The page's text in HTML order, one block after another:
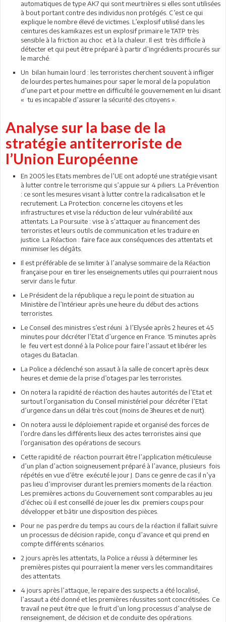
automatiques de type AK7 qui sont meurtrières si elles sont utilisées
à bout portant contre des individus non protégés. C’est ce qui
explique le nombre élevé de victimes. L’explosif utilisé dans les
ceintures des kamikazes est un explosif primaire le TATP très
sensible à la friction au choc et à la chaleur. Il est très difficile à
détecter et qui peut être préparé à partir d’ingrédients procurés sur
le marché.
Un bilan humain lourd : les terroristes cherchent souvent à infliger
de lourdes pertes humaines pour saper le moral de la population
d’une part et pour mettre en difficulté le gouvernement en lui disant
« tu es incapable d’assurer la sécurité des citoyens ».
Analyse sur la base de la
stratégie antiterroriste de
l’Union Européenne
En 2005 les Etats membres de l’UE ont adopté une stratégie visant
à lutter contre le terrorisme qui s’appuie sur 4 piliers. La Prévention
: ce sont les mesures visant à lutter contre la radicalisation et le
recrutement. La Protection: concerne les citoyens et les
infrastructures et vise la réduction de leur vulnérabilité aux
attentats. La Poursuite : vise à s’attaquer au financement des
terroristes et leurs outils de communication et les traduire en
justice. La Réaction : faire face aux conséquences des attentats et
minimiser les dégâts.
Il est préférable de se limiter à l’analyse sommaire de la Réaction
française pour en tirer les enseignements utiles qui pourraient nous
servir dans le futur.
Le Président de la république a reçu le point de situation au
Ministère de l’Intérieur après une heure du début des actions
terroristes.
Le Conseil des ministres s’est réuni à l’Elysée après 2 heures et 45
minutes pour décréter l’Etat d’urgence en France. 15 minutes après
le feu vert est donné à la Police pour faire l’assaut et libérer les
otages du Bataclan.
La Police a déclenché son assaut à la salle de concert après deux
heures et demie de la prise d’otages par les terroristes.
On notera la rapidité de réaction des hautes autorités de l’Etat et
surtout l’organisation du Conseil ministériel pour décréter l’Etat
d’urgence dans un délai très cout (moins de 3heures et de nuit).
On notera aussi le déploiement rapide et organisé des forces de
l’ordre dans les différents lieux des actes terroristes ainsi que
l’organisation des opérations de secours.
Cette rapidité de réaction pourrait être l’application méticuleuse
d’un plan d’action soigneusement préparé à l’avance, plusieurs fois
répétés en vue d’être exécuté le jour J. Dans ce genre de cas il n’ya
pas lieu d’improviser durant les premiers moments de la réaction.
Les premières actions du Gouvernement sont comparables au jeu
d’échec où il est conseillé de jouer les dix premiers coups pour
développer et bâtir une disposition des pièces.
Pour ne pas perdre du temps au cours de la réaction il fallait suivre
un processus de décision rapide, conçu d’avance et qui prend en
compte différents scénarios.
2 jours après les attentats, la Police a réussi à déterminer les
premières pistes qui pourraient la mener vers les commanditaires
des attentats.
4 jours après l’attaque, le repaire des suspects a été localisé,
l’assaut a été donné et les premières réussites sont concrétisées. Ce
travail ne peut être que le fruit d’un long processus d’analyse de
renseignement, de décision et de conduite des opérations.